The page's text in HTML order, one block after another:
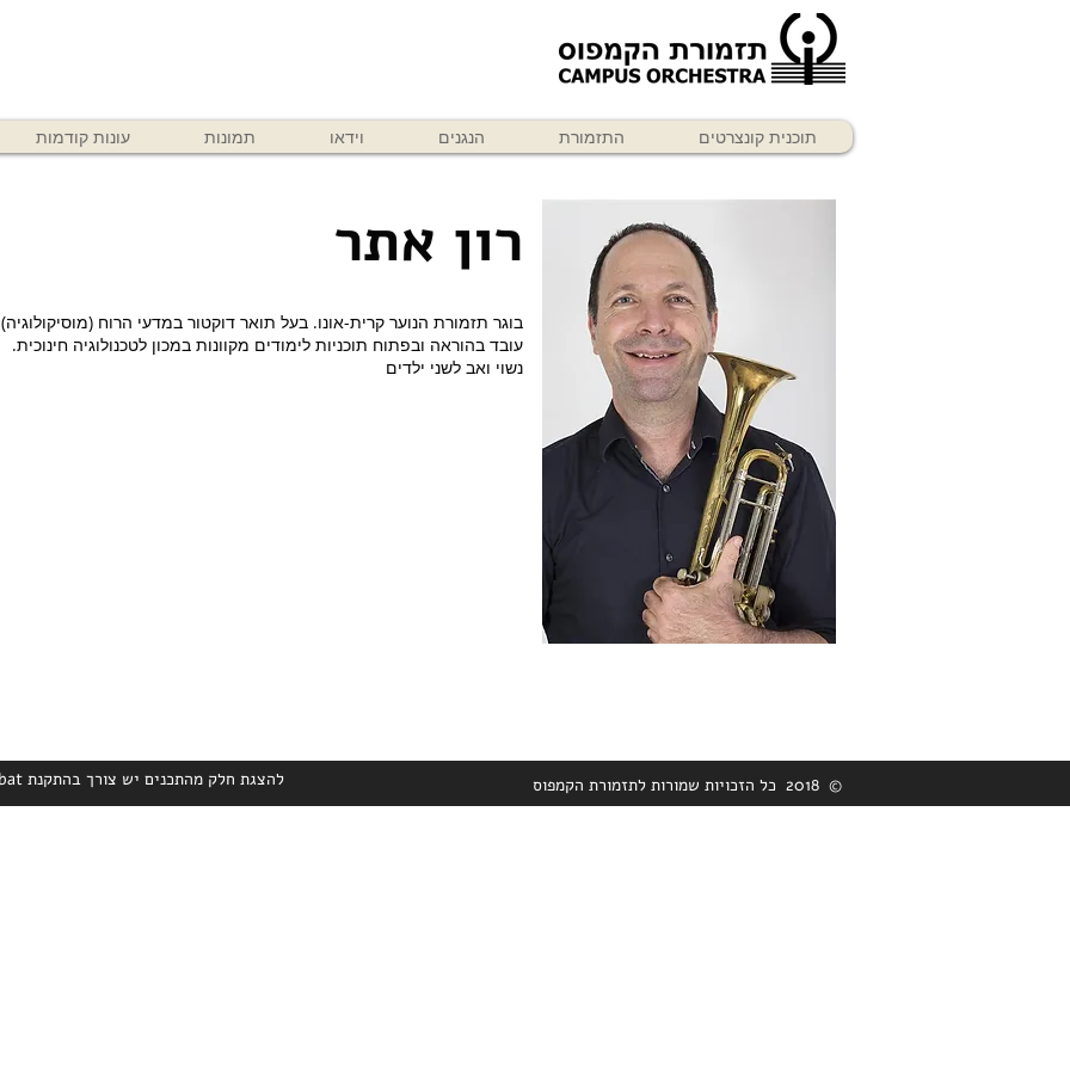
תוכנית קונצרטים התזמורת הנגנים וידאו תמונות עונות קודמות
רון אתר
בוגר תזמורת הנוער קרית-אונו. בעל תואר דוקטור במדעי הרוח
עובד בהוראה ובפתוח תוכניות לימודים מקוונות במכון לטכנולוגיה חינוכית.
נשוי ואב לשני ילדים
להצגת חלק מהתכנים יש צורך בהתקנת Adobe Acrobat הניתן להורדה בחינם © 2018 כל הזכויות שמורות לתזמורת הקמפוס